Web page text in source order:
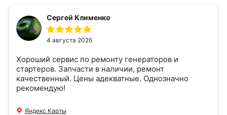
Сергей Клименко
4 августа 2026
Хороший сервис по ремонту генераторов и
стартеров. Запчасти в наличии, ремонт
качественный. Цены адекватные. Однозначно
рекомендую!
Яндекс Карты